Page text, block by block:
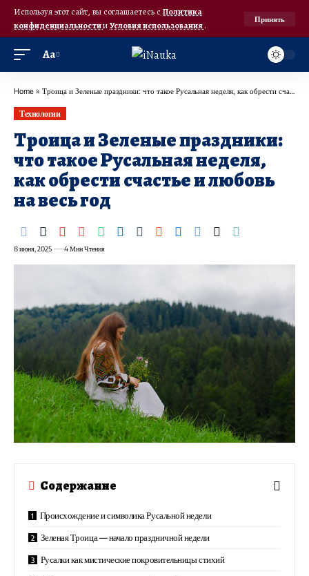
Используя этот сайт, вы соглашаетесь с Политика
конфиденциальностииУсловия использования.
Принять
Аа
Home » Троица и Зеленые праздники: что такое Русальная неделя, как обрести счастье и любовь на весь год
Технологии
Троица и Зеленые праздники:
что такое Русальная неделя,
как обрести счастье и любовь
на весь год
8 июня, 2025 4 Мин Чтения
Содержание
Происхождение и символика Русальной недели
Зеленая Троица — начало праздничной недели
Русалки как мистические покровительницы стихий